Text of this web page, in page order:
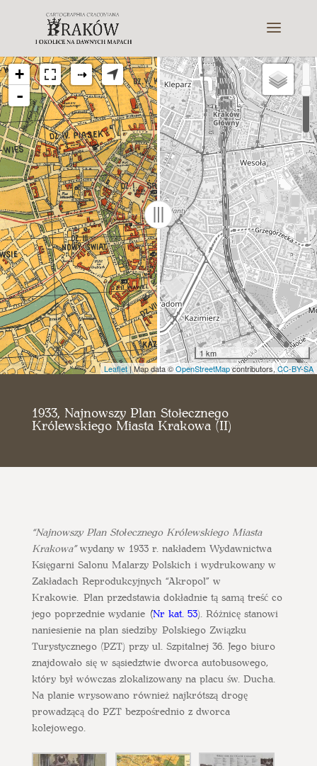
+
-
⇢
1 km
Leaflet| Map data ©OpenStreetMapcontributors,CC-BY-SA
1933, Najnowszy Plan Stołecznego
Królewskiego Miasta Krakowa (II)
“Najnowszy Plan Stołecznego Królewskiego Miasta
Krakowa”wydany w 1933 r. nakładem Wydawnictwa
Księgarni Salonu Malarzy Polskich i wydrukowany w
Zakładach Reprodukcyjnych “Akropol” w
Krakowie. Plan przedstawia dokładnie tą samą treść co
jego poprzednie wydanie (Nr kat. 53). Różnicę stanowi
naniesienie na plan siedziby Polskiego Związku
Turystycznego (PZT) przy ul. Szpitalnej 36. Jego biuro
znajdowało się w sąsiedztwie dworca autobusowego,
który był wówczas zlokalizowany na placu św. Ducha.
Na planie wrysowano również najkrótszą drogę
prowadzącą do PZT bezpośrednio z dworca
kolejowego.